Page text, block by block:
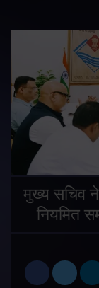
मुख्य सचिव ने
नियमित